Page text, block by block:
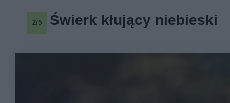
2/5 Świerk kłujący niebieski